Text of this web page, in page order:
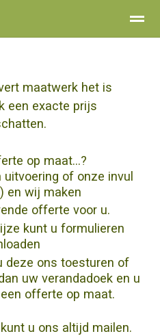
maatwerk het is
een exacte prijs
op maat...?
of onze invul
en wij maken
offerte voor u.
kunt u formulieren
deze ons toesturen of
uw verandadoek en u
offerte op maat.
u ons altijd mailen.